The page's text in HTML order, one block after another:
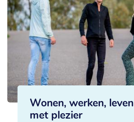
Wonen, werken, leven
met plezier